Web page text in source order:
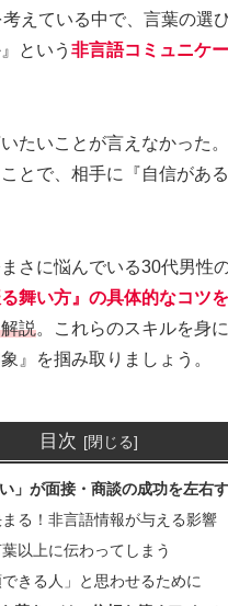
えている中で、言葉の選
という 非言語コミュニケ
たいことが言えなかった
とで、相手に『自信があ
さに悩んでいる30代男性
舞い方』の具体的なコツ
説。これらのスキルを身
』を掴み取りましょう。
目次
」が面接・商談の成功を左右
る！非言語情報が与える影響
以上に伝わってしまう
できる人」と思わせるために